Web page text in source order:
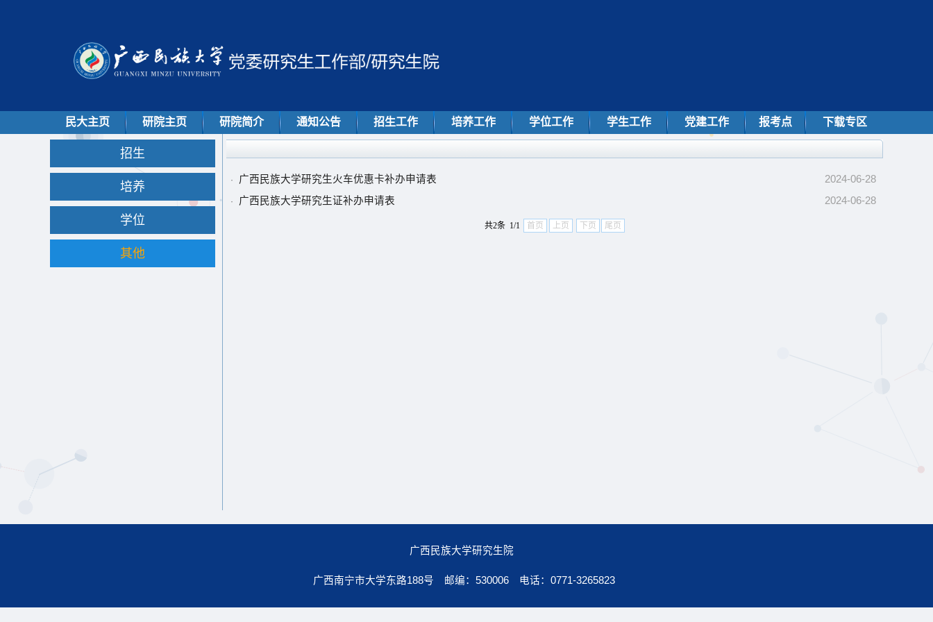
民大主页 研院主页 研院简介 通知公告 招生工作 培养工作 学位工作 学生工作 党建工作 报考点 下载专区
招生
培养
学位
其他
· 广西民族大学研究生火车优惠卡补办申请表 2024-06-28
· 广西民族大学研究生证补办申请表 2024-06-28
共2条 1/1 首页 上页 下页 尾页
广西民族大学研究生院
广西南宁市大学东路188号 邮编：530006 电话：0771-3265823